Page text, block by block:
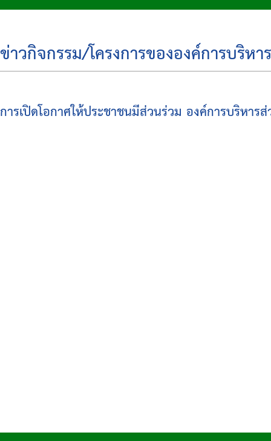
ข่าวกิจกรรม/โครงการขององค์การบริห
การเปิดโอกาศให้ประชาชนมีส่วนร่วม องค์การบริหาร